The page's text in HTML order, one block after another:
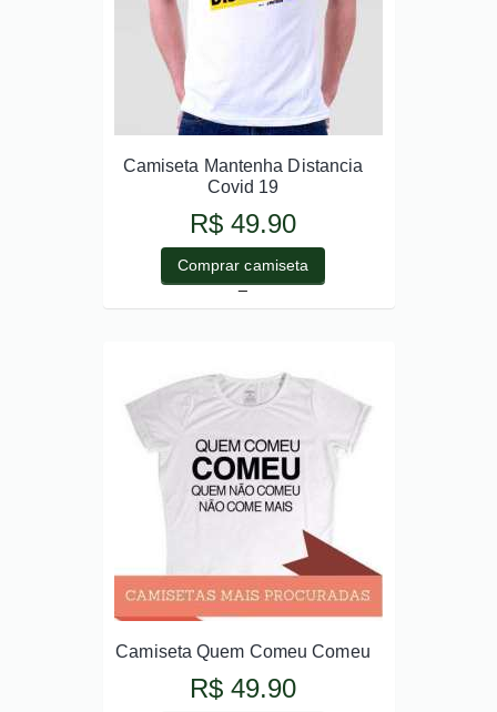
Camiseta Mantenha Distancia
Covid 19
R$ 49.90
Comprar camiseta
_
Camiseta Quem Comeu Comeu
R$ 49.90